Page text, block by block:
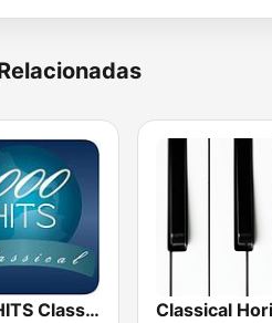
1000 HITS Classical Music